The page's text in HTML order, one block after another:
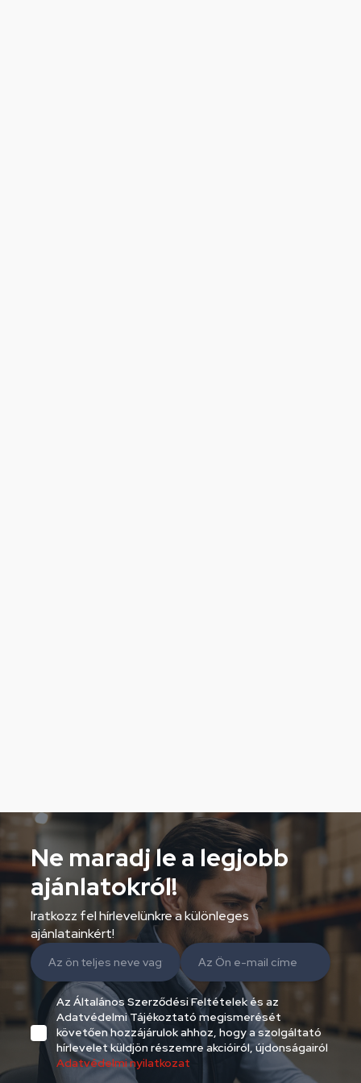
Ne maradj le a legjobb
ajánlatokról!
Iratkozz fel hírlevelünkre a különleges
ajánlatainkért!
Az Általános Szerződési Feltételek és az
Adatvédelmi Tájékoztató megismerését
követően hozzájárulok ahhoz, hogy a szolgáltató
hírlevelet küldjön részemre akcióiról, újdonságairól
Adatvédelmi nyilatkozat